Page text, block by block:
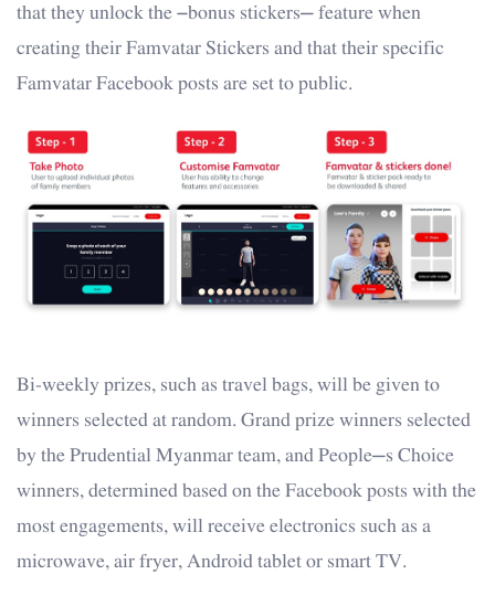
that they unlock the ‘bonus stickers’ feature when
creating their Famvatar Stickers and that their specific
Famvatar Facebook posts are set to public.
Bi-weekly prizes, such as travel bags, will be given to
winners selected at random. Grand prize winners selected
by the Prudential Myanmar team, and People’s Choice
winners, determined based on the Facebook posts with the
most engagements, will receive electronics such as a
microwave, air fryer, Android tablet or smart TV.